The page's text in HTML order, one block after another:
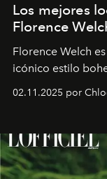
Los mejores
Florence
Florence Welch
icónico estilo
02.11.2025 por